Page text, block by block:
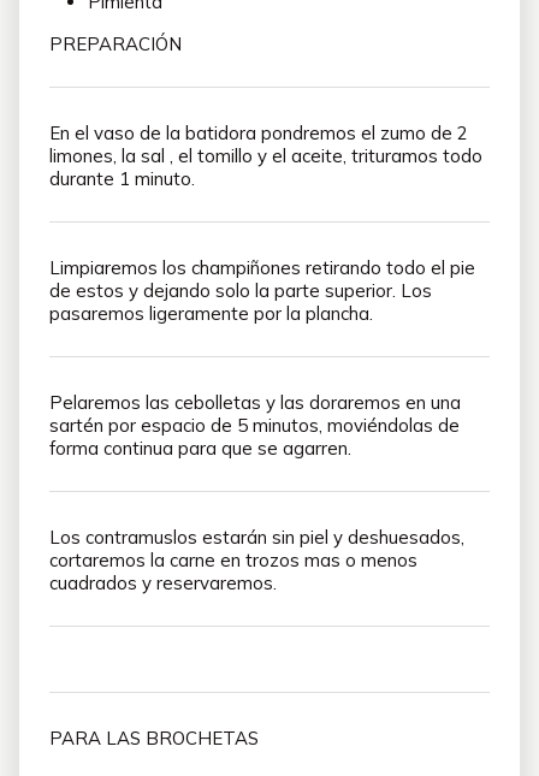
PREPARACIÓN
En el vaso de la batidora pondremos el zumo de 2
limones, la sal , el tomillo y el aceite, trituramos todo
durante 1 minuto.
Limpiaremos los champiñones retirando todo el pie
de estos y dejando solo la parte superior. Los
pasaremos ligeramente por la plancha.
Pelaremos las cebolletas y las doraremos en una
sartén por espacio de 5 minutos, moviéndolas de
forma continua para que se agarren.
Los contramuslos estarán sin piel y deshuesados,
cortaremos la carne en trozos mas o menos
cuadrados y reservaremos.
PARA LAS BROCHETAS